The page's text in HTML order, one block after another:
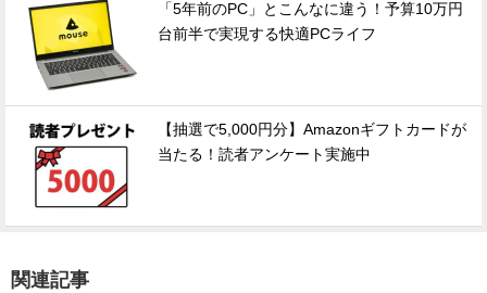
「5年前のPC」とこんなに違う！予算10万円
台前半で実現する快適PCライフ
【抽選で5,000円分】Amazonギフトカードが
当たる！読者アンケート実施中
関連記事